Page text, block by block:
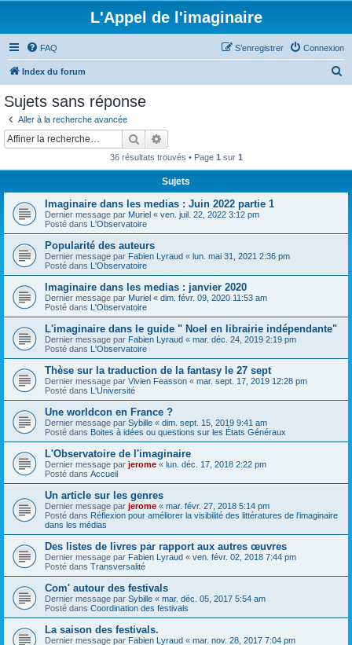
L'Appel de l'imaginaire
FAQ Connexion
S’enregistrer
Index du forum
Sujets sans réponse
Aller à la recherche avancée
Rechercher
36 résultats trouvés • Page 1 sur 1
Sujets
Imaginaire dans les medias : Juin 2022 partie 1
Dernier message par Muriel « ven. juil. 22, 2022 3:12 pm
Posté dans L'Observatoire
Popularité des auteurs
Dernier message par Fabien Lyraud « lun. mai 31, 2021 2:36 pm
Posté dans L'Observatoire
Imaginaire dans les medias : janvier 2020
Dernier message par Muriel « dim. févr. 09, 2020 11:53 am
Posté dans L'Observatoire
L'imaginaire dans le guide " Noel en librairie indépendante"
Dernier message par Fabien Lyraud « mar. déc. 24, 2019 2:19 pm
Posté dans L'Observatoire
Thèse sur la traduction de la fantasy le 27 sept
Dernier message par Vivien Feasson « mar. sept. 17, 2019 12:28 pm
Posté dans L'Université
Une worldcon en France ?
Dernier message par Sybille « dim. sept. 15, 2019 9:41 am
Posté dans Boites à idées ou questions sur les États Généraux
L'Observatoire de l'imaginaire
Dernier message par jerome « lun. déc. 17, 2018 2:22 pm
Posté dans Accueil
Un article sur les genres
Dernier message par jerome « mar. févr. 27, 2018 5:14 pm
Posté dans Réflexion pour améliorer la visibilité des littératures de l’imaginaire
dans les médias
Des listes de livres par rapport aux autres œuvres
Dernier message par Fabien Lyraud « ven. févr. 02, 2018 7:44 pm
Posté dans Transversalité
Com' autour des festivals
Dernier message par Sybille « mar. déc. 05, 2017 5:54 am
Posté dans Coordination des festivals
La saison des festivals.
Dernier message par Fabien Lyraud « mar. nov. 28, 2017 7:04 pm